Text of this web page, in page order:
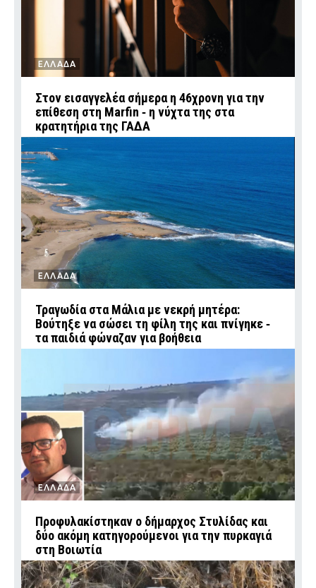
ΕΛΛΑΔΑ
Στον εισαγγελέα σήμερα η 46χρονη για την
επίθεση στη Marfin ‑ η νύχτα της στα
κρατητήρια της ΓΑΔΑ
ΕΛΛΑΔΑ
Τραγωδία στα Μάλια με νεκρή μητέρα:
Βούτηξε να σώσει τη φίλη της και πνίγηκε ‑
τα παιδιά φώναζαν για βοήθεια
ΕΛΛΑΔΑ
Προφυλακίστηκαν ο δήμαρχος Στυλίδας και
δύο ακόμη κατηγορούμενοι για την πυρκαγιά
στη Βοιωτία